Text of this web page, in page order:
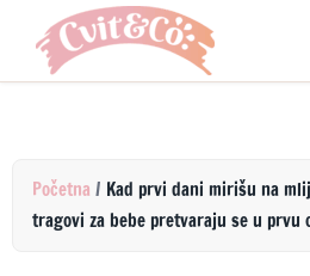
Početna / Kad prvi dani mirišu na
tragovi za bebe pretvaraju se u prvu